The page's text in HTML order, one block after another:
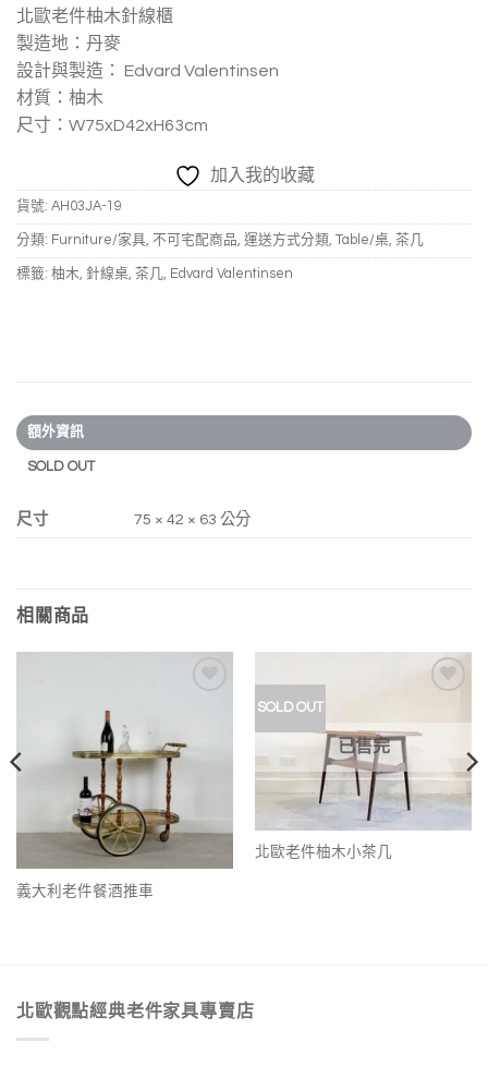
北歐老件柚木針線櫃
製造地：丹麥
設計與製造： Edvard Valentinsen
材質：柚木
尺寸：W75xD42xH63cm
加入我的收藏
貨號: AH03JA-19
分類: Furniture/家具, 不可宅配商品, 運送方式分類, Table/桌, 茶几
標籤: 柚木, 針線桌, 茶几, Edvard Valentinsen
額外資訊
SOLD OUT
尺寸 75 × 42 × 63 公分
相關商品
義大利老件餐酒推車
SOLD OUT
我的
已售完
北歐老件柚木小茶几
北歐觀點經典老件家具專賣店